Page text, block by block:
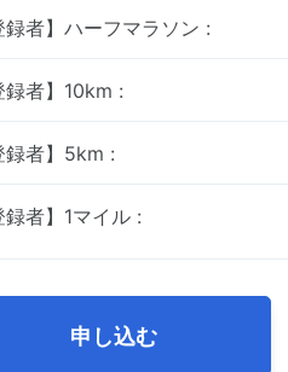
録者】ハーフマラソン :
録者】10km :
録者】5km :
録者】1マイル :
申し込む